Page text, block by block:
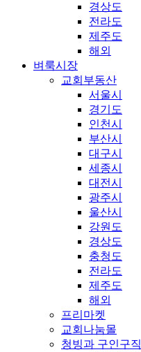
경상도
전라도
제주도
해외
벼룩시장
교회부동산
서울시
경기도
인천시
부산시
대구시
세종시
대전시
광주시
울산시
강원도
경상도
충청도
전라도
제주도
해외
프리마켓
교회나눔몰
청빙과 구인구직